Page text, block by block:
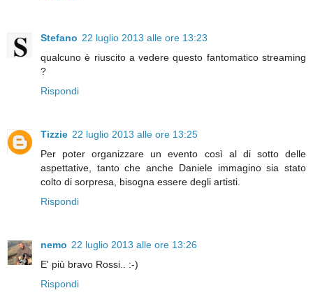
Stefano 22 luglio 2013 alle ore 13:23
qualcuno è riuscito a vedere questo fantomatico streaming
?
Rispondi
Tizzie 22 luglio 2013 alle ore 13:25
Per poter organizzare un evento così al di sotto delle
aspettative, tanto che anche Daniele immagino sia stato
colto di sorpresa, bisogna essere degli artisti.
Rispondi
nemo 22 luglio 2013 alle ore 13:26
E' più bravo Rossi.. :-)
Rispondi